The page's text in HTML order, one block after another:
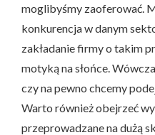
moglibyśmy zaoferować.
konkurencja w danym
zakładanie firmy o takim
motyką na słońce.
czy na pewno chcemy
Warto również obejrzeć
przeprowadzane na dużą